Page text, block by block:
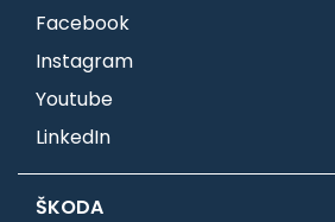
Facebook
Instagram
Youtube
LinkedIn
ŠKODA